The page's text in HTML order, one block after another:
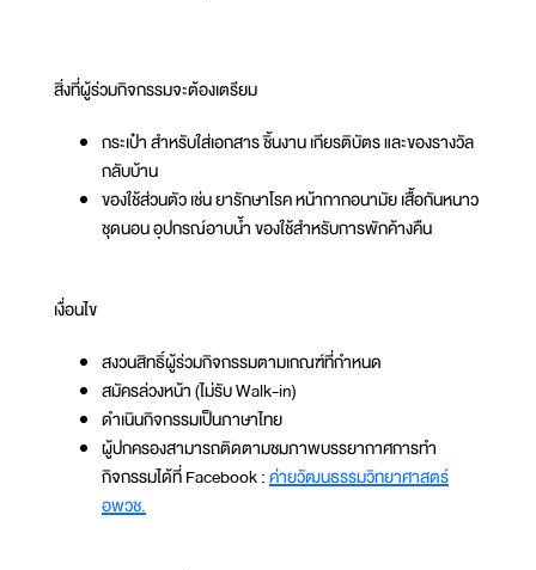
สิ่งที่ผู้ร่วมกิจกรรมจะต้องเตรียม
กระเป๋า สำหรับใส่เอกสาร ชิ้นงาน เกียรติบัตร และของรางวัล
กลับบ้าน
ของใช้ส่วนตัว เช่น ยารักษาโรค หน้ากากอนามัย เสื้อกันหนาว
ชุดนอน อุปกรณ์อาบน้ำ ของใช้สำหรับการพักค้างคืน
เงื่อนไข
สงวนสิทธิ์ผู้ร่วมกิจกรรมตามเกณฑ์ที่กำหนด
สมัครล่วงหน้า (ไม่รับ Walk-in)
ดำเนินกิจกรรมเป็นภาษาไทย
ผู้ปกครองสามารถติดตามชมภาพบรรยากาศการทำ
กิจกรรมได้ที่ Facebook :ค่ายวัฒนธรรมวิทยาศาสตร์
อพวช.